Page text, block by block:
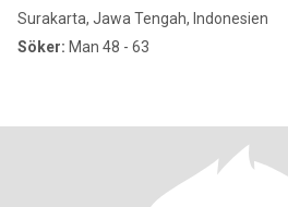
Surakarta, Jawa Tengah, Indonesien
Söker: Man 48 - 63